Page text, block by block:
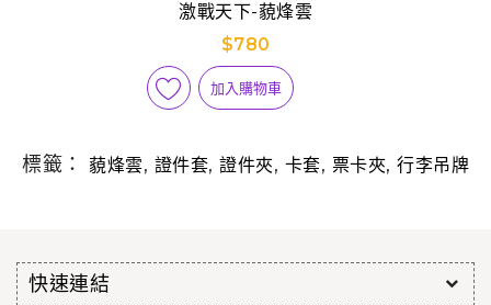
激戰天下-藐烽雲
$780
加入購物車
標籤： 藐烽雲, 證件套, 證件夾, 卡套, 票卡夾, 行李吊牌
快速連結